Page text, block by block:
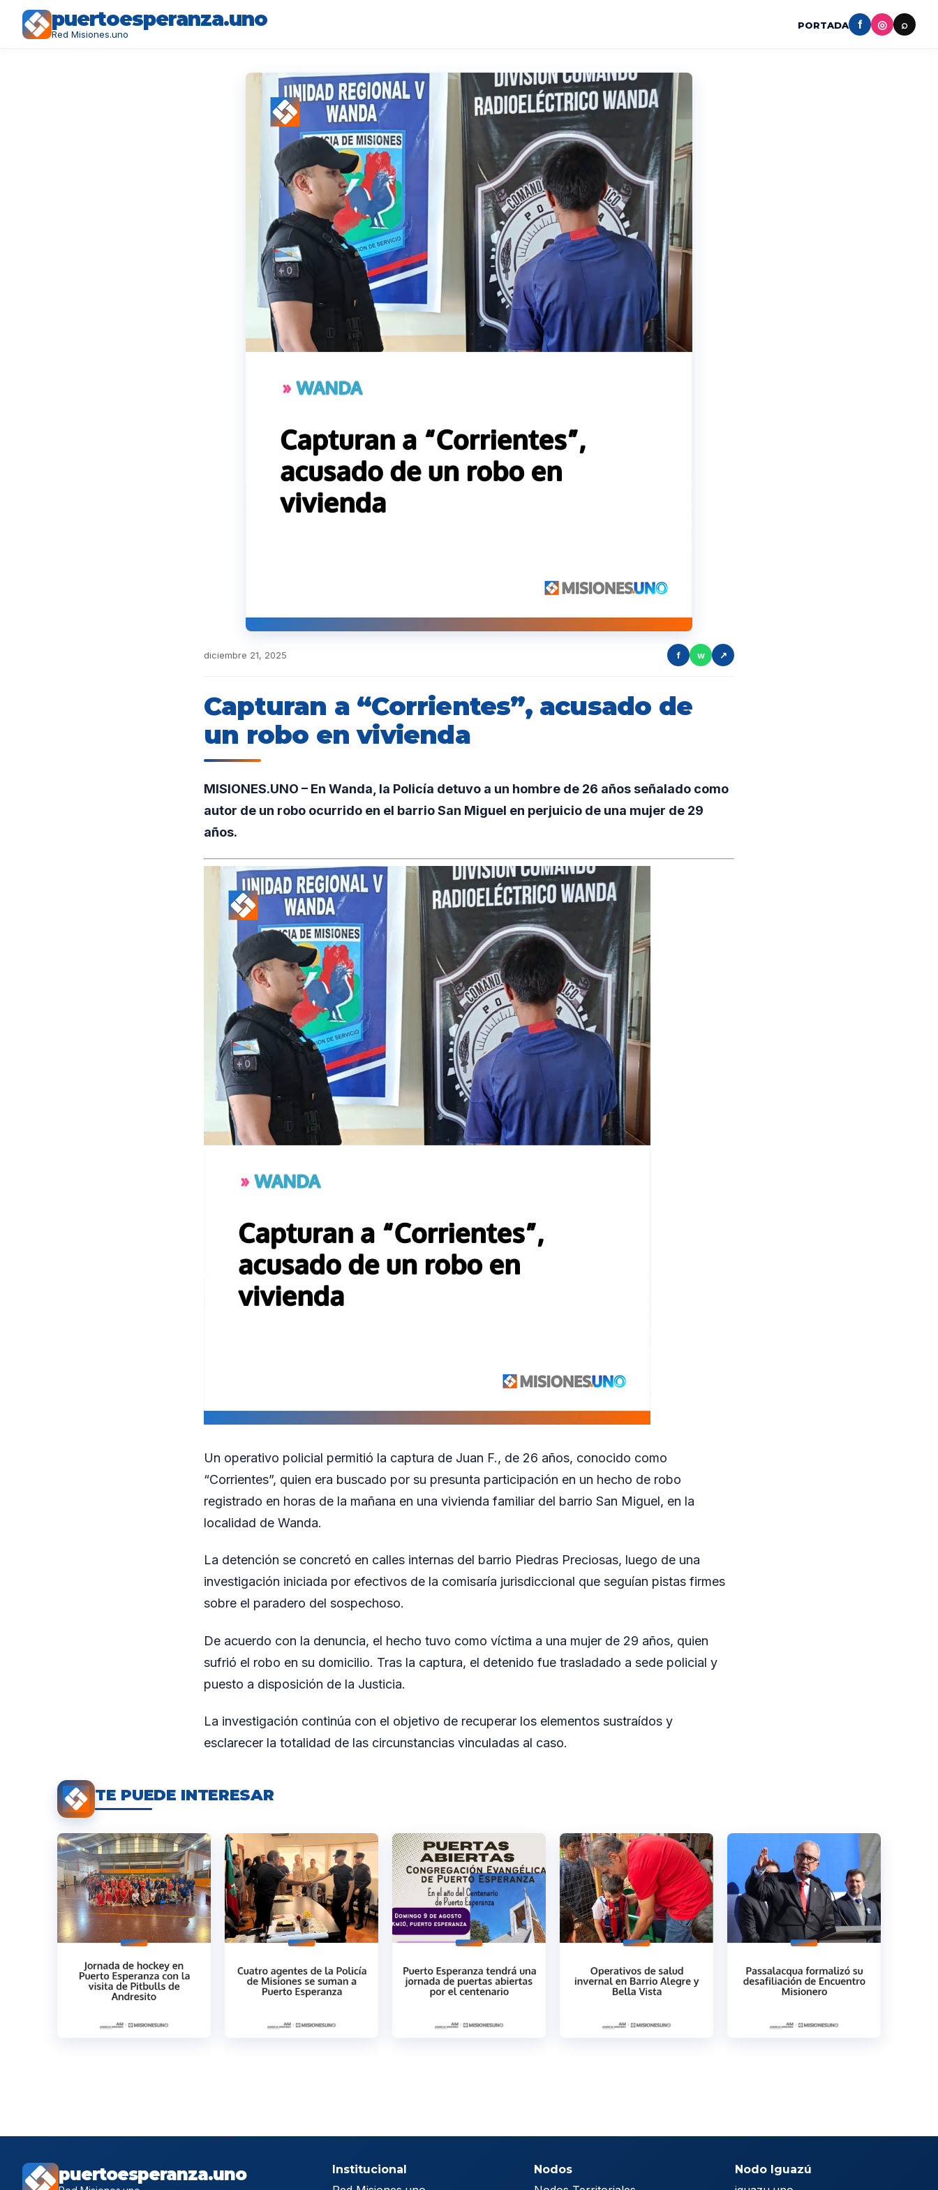
puertoesperanza.uno
Red Misiones.uno
PORTADA f ◎ ⌕
diciembre 21, 2025 f w ↗
Capturan a “Corrientes”, acusado de
un robo en vivienda
MISIONES.UNO – En Wanda, la Policía detuvo a un hombre de 26 años señalado como
autor de un robo ocurrido en el barrio San Miguel en perjuicio de una mujer de 29
años.
Un operativo policial permitió la captura de Juan F., de 26 años, conocido como
“Corrientes”, quien era buscado por su presunta participación en un hecho de robo
registrado en horas de la mañana en una vivienda familiar del barrio San Miguel, en la
localidad de Wanda.
La detención se concretó en calles internas del barrio Piedras Preciosas, luego de una
investigación iniciada por efectivos de la comisaría jurisdiccional que seguían pistas firmes
sobre el paradero del sospechoso.
De acuerdo con la denuncia, el hecho tuvo como víctima a una mujer de 29 años, quien
sufrió el robo en su domicilio. Tras la captura, el detenido fue trasladado a sede policial y
puesto a disposición de la Justicia.
La investigación continúa con el objetivo de recuperar los elementos sustraídos y
esclarecer la totalidad de las circunstancias vinculadas al caso.
TE PUEDE INTERESAR
puertoesperanza.uno Institucional Nodos Nodo Iguazú